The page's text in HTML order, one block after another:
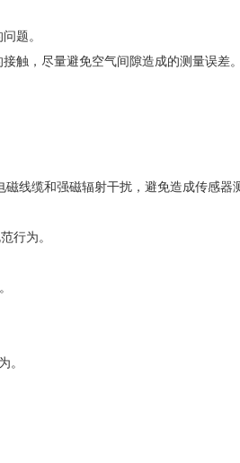
题。
触，尽量避免空气间隙造成的测量误差。
线缆和强磁辐射干扰，避免造成传感器
行为。
。